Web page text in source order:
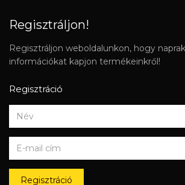
Regisztráljon!
Regisztráljon weboldalunkon, hogy
információkat kapjon termékeinkről!
Regisztráció
Regisztráció